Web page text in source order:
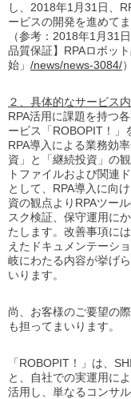
し、2018年1月31日、
ービスの開発を進めてま
（参考：2018年1月31
品質保証】RPAロボッ
始」 /news/news-3084/）
２、具体的なサービス
RPA活用に課題を持つ
ービス「ROBOPIT！」
RPA導入による業務効
資」と「継続投資」の
トファイルおよび関連
として、RPA導入に向
資の観点よりRPAツー
スク検証、保守運用に
たします。改善事項に
えたドキュメンテーシ
岐にわたる内容が挙げ
いります。
尚、お客様のご要望の
も担ってまいります。
「ROBOPIT！」は、
と、自社での実運用に
活用し、単なるコンサ